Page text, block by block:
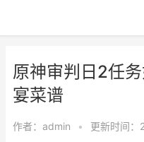
原神审判日2任
宴菜谱
作者： admin • 更新时间